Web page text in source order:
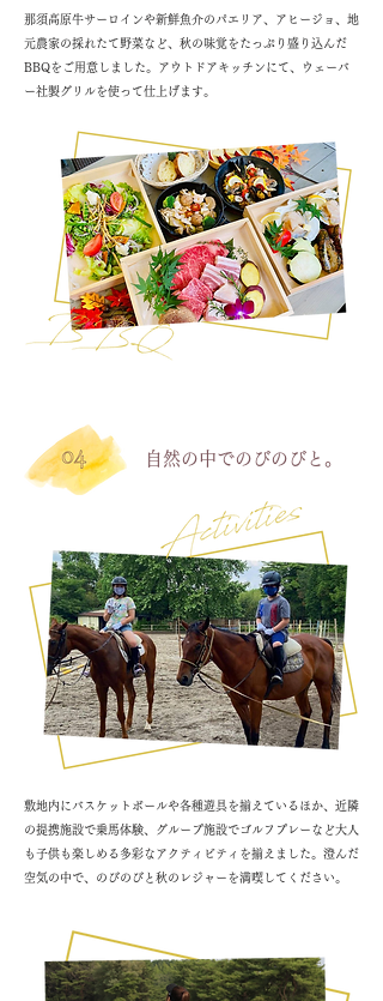
那須高原牛サーロインや新鮮魚介のパエリア、アヒージョ、地
元農家の採れたて野菜など、秋の味覚をたっぷり盛り込んだ
BBQをご用意しました。アウトドアキッチンにて、ウェーバ
ー社製グリルを使って仕上げます。
敷地内にバスケットボールや各種遊具を揃えているほか、近隣
の提携施設で乗馬体験、グループ施設でゴルフプレーなど大人
も子供も楽しめる多彩なアクティビティを揃えました。澄んだ
空気の中で、のびのびと秋のレジャーを満喫してください。
自然の中でのびのびと。